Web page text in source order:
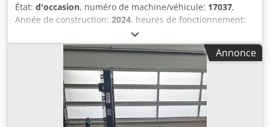
État: d'occasion, numéro de machine/véhicule: 17037,
Année de construction: 2024, heures de fonctionnement:
2 500 kg
4 710 mm, levée libre:1 700 mm, centre de gravité de la
, type de carburant:électrique, type de
, hauteur de construction:2 180 mm
de la batterie:48 V, longueur des fourches:1 200 mm
taille du pneu avant:23X9-10 , taille de pneu arrière:
, poids total:3 552 kg, 5141046 Chjdpfjy Hau Iex Acyoa
Numéro de série : FBA47-4880-01823 Caractéristiques de
Annonce